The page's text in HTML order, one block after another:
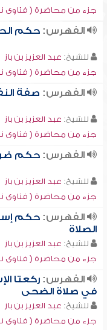
جزء من محاضرة ( فتاوى نور
الفهرس: حكم
للشيخ: عبد العزيز بن باز
جزء من محاضرة ( فتاوى نور
الفهرس: صفة
للشيخ: عبد العزيز بن باز
جزء من محاضرة ( فتاوى نور
الفهرس: حكم ضرب
للشيخ: عبد العزيز بن باز
جزء من محاضرة ( فتاوى نور
الفهرس: حكم
الصلاة
للشيخ: عبد العزيز بن باز
جزء من محاضرة ( فتاوى نور
الفهرس: ركعتا
في صلاة الضحى
للشيخ: عبد العزيز بن باز
جزء من محاضرة ( فتاوى نور